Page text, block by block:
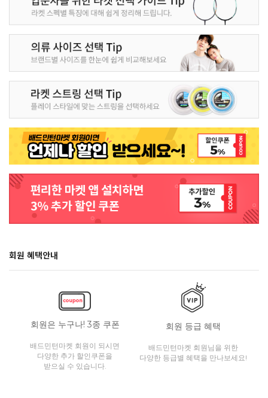
회원 혜택안내
회원은 누구나! 3종 쿠폰
배드민턴마켓 회원이 되시면
다양한 추가 할인쿠폰을
받으실 수 있습니다.
회원 등급 혜택
배드민턴마켓 회원님을 위한
다양한 등급별 혜택을 만나보세요!